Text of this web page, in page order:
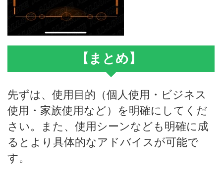
【まとめ】
先ずは、使用目的（個人使用・ビジネス
使用・家族使用など）を明確にしてくだ
さい。また、使用シーンなども明確に成
るとより具体的なアドバイスが可能で
す。